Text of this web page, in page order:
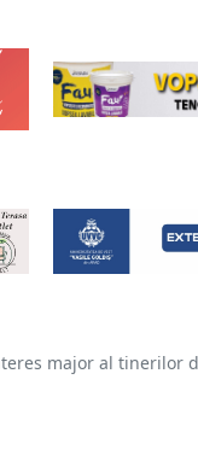
major al tinerilor